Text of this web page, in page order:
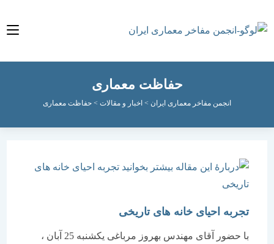
حفاظت معماری
انجمن مفاخر معماری ایران > اخبار و مقالات>حفاظت معماری
تجربه احیای خانه های تاریخی
با حضور آقای مهندس بهروز مرباغی یکشنبه 25 آبان ،